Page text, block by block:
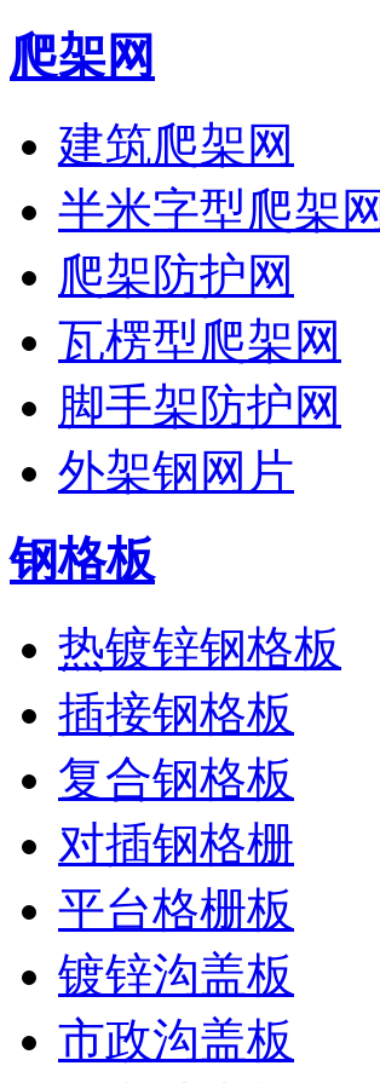
爬架网
建筑爬架网
半米字型爬架网
爬架防护网
瓦楞型爬架网
脚手架防护网
外架钢网片
钢格板
热镀锌钢格板
插接钢格板
复合钢格板
对插钢格栅
平台格栅板
镀锌沟盖板
市政沟盖板